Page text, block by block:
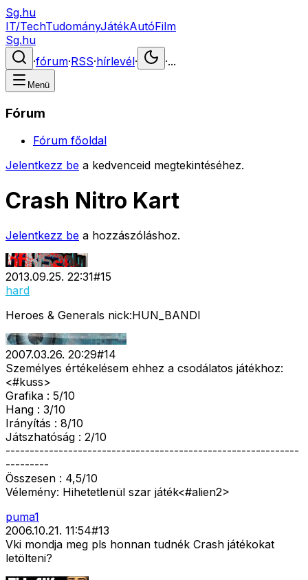
Sg.hu
IT/TechTudományJátékAutóFilm
Sg.hu
·fórum·RSS·hírlevél· ·...
Menü
Fórum
Fórum főoldal
Jelentkezz be a kedvenceid megtekintéséhez.
Crash Nitro Kart
Jelentkezz be a hozzászóláshoz.
2013.09.25. 22:31#15
hard
Heroes & Generals nick:HUN_BANDI
2007.03.26. 20:29#14
Személyes értékelésem ehhez a csodálatos játékhoz:
<#kuss>
Grafika : 5/10
Hang : 3/10
Irányítás : 8/10
Játszhatóság : 2/10
-------------------------------------------------------------
---------
Összesen : 4,5/10
Vélemény: Hihetetlenül szar játék<#alien2>
puma1
2006.10.21. 11:54#13
Vki mondja meg pls honnan tudnék Crash játékokat
letölteni?